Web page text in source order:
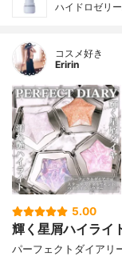
ハイドロゼリ
コスメ好き
Eririn
5.00
輝く星屑ハイライ
パーフェクトダイアリ